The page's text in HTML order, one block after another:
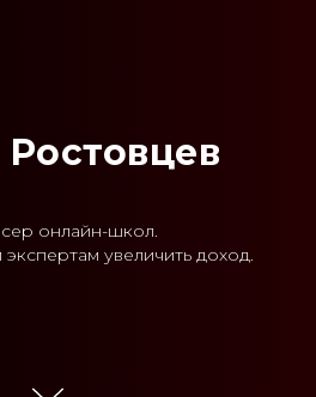
онлайн-школ.
увеличить доход.